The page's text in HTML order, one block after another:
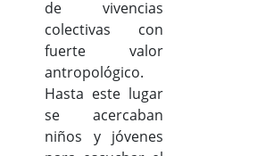
Archivo Municipal
Corporación
Correo-e gratis
de vivencias
colectivas con
fuerte valor
antropológico.
Hasta este lugar
se acercaban
niños y jóvenes